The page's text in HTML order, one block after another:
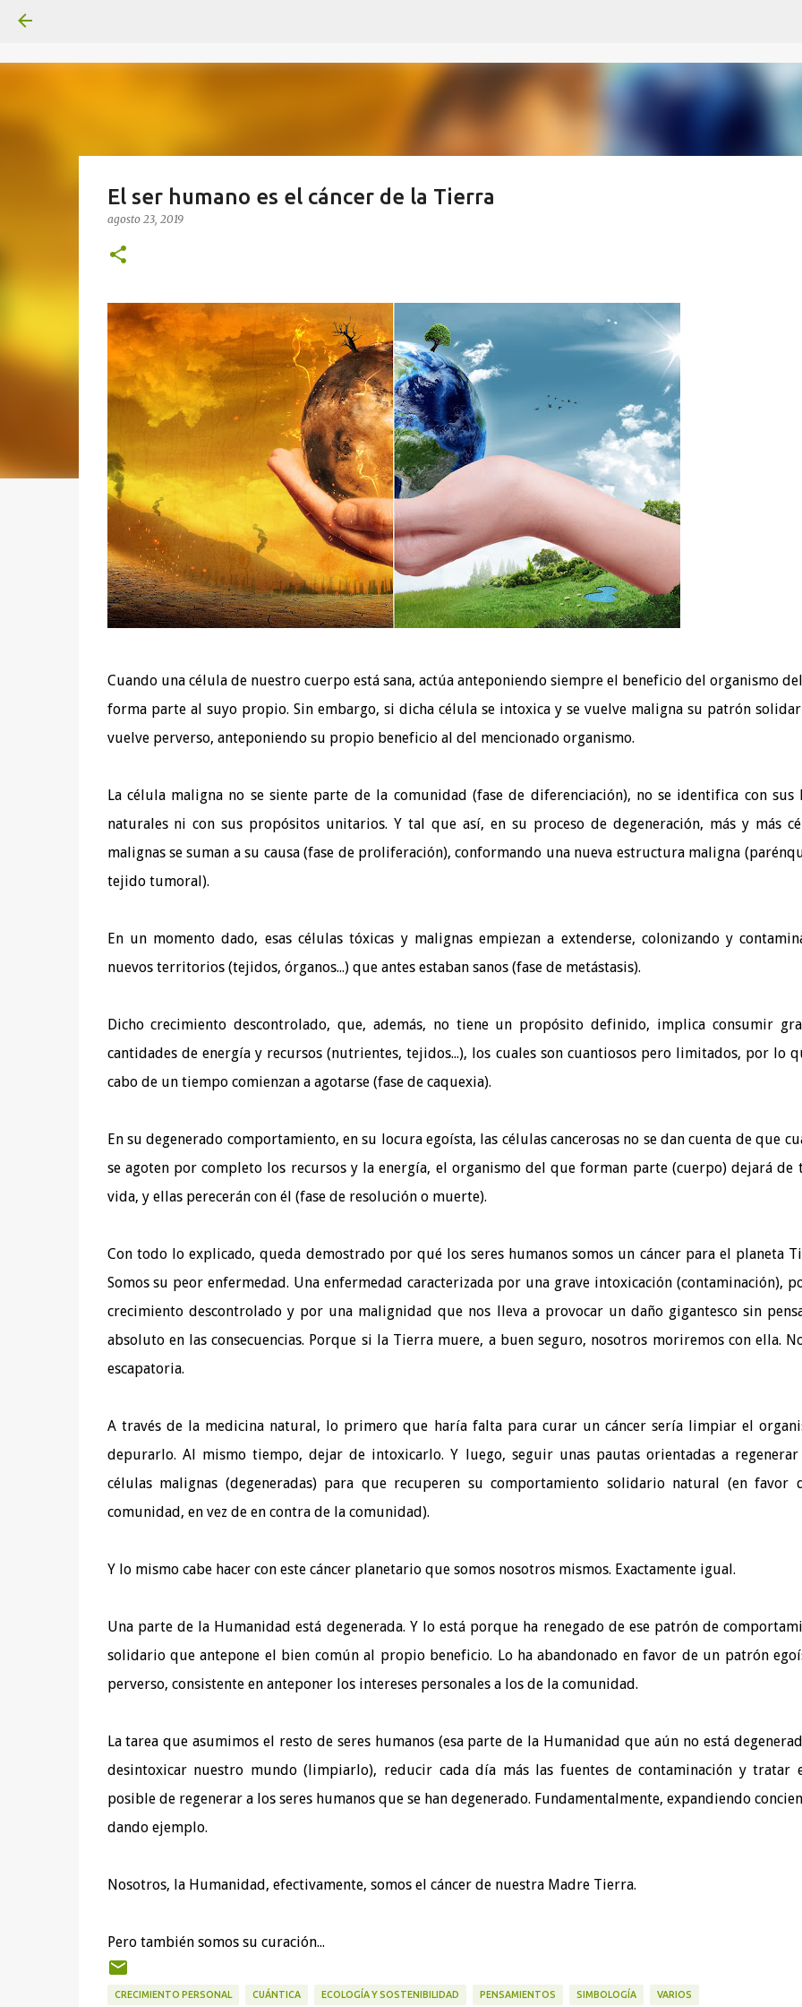
El ser humano es el cáncer de la Tierra
agosto 23, 2019
Cuando una célula de nuestro cuerpo está sana, actúa anteponiendo siempre el beneficio del organismo
forma parte al suyo propio. Sin embargo, si dicha célula se intoxica y se vuelve maligna su patrón
vuelve perverso, anteponiendo su propio beneficio al del mencionado organismo.
La célula maligna no se siente parte de la comunidad (fase de diferenciación), no se identifica con sus
naturales ni con sus propósitos unitarios. Y tal que así, en su proceso de degeneración, más y más
malignas se suman a su causa (fase de proliferación), conformando una nueva estructura maligna
tejido tumoral).
En un momento dado, esas células tóxicas y malignas empiezan a extenderse, colonizando y
nuevos territorios (tejidos, órganos...) que antes estaban sanos (fase de metástasis).
Dicho crecimiento descontrolado, que, además, no tiene un propósito definido, implica consumir
cantidades de energía y recursos (nutrientes, tejidos...), los cuales son cuantiosos pero limitados, por lo
cabo de un tiempo comienzan a agotarse (fase de caquexia).
En su degenerado comportamiento, en su locura egoísta, las células cancerosas no se dan cuenta de que
se agoten por completo los recursos y la energía, el organismo del que forman parte (cuerpo) dejará de
vida, y ellas perecerán con él (fase de resolución o muerte).
Con todo lo explicado, queda demostrado por qué los seres humanos somos un cáncer para el planeta
Somos su peor enfermedad. Una enfermedad caracterizada por una grave intoxicación (contaminación),
crecimiento descontrolado y por una malignidad que nos lleva a provocar un daño gigantesco sin
absoluto en las consecuencias. Porque si la Tierra muere, a buen seguro, nosotros moriremos con ella.
escapatoria.
A través de la medicina natural, lo primero que haría falta para curar un cáncer sería limpiar el
depurarlo. Al mismo tiempo, dejar de intoxicarlo. Y luego, seguir unas pautas orientadas a regenerar
células malignas (degeneradas) para que recuperen su comportamiento solidario natural (en favor
comunidad, en vez de en contra de la comunidad).
Y lo mismo cabe hacer con este cáncer planetario que somos nosotros mismos. Exactamente igual.
Una parte de la Humanidad está degenerada. Y lo está porque ha renegado de ese patrón de
solidario que antepone el bien común al propio beneficio. Lo ha abandonado en favor de un patrón
perverso, consistente en anteponer los intereses personales a los de la comunidad.
La tarea que asumimos el resto de seres humanos (esa parte de la Humanidad que aún no está
desintoxicar nuestro mundo (limpiarlo), reducir cada día más las fuentes de contaminación y tratar
posible de regenerar a los seres humanos que se han degenerado. Fundamentalmente, expandiendo
dando ejemplo.
Nosotros, la Humanidad, efectivamente, somos el cáncer de nuestra Madre Tierra.
Pero también somos su curación...
CRECIMIENTO PERSONAL CUÁNTICA ECOLOGÍA Y SOSTENIBILIDAD PENSAMIENTOS SIMBOLOGÍA VARIOS